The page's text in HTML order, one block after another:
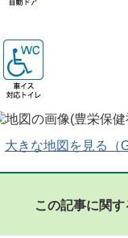
大きな地図を見る（
この記事に関